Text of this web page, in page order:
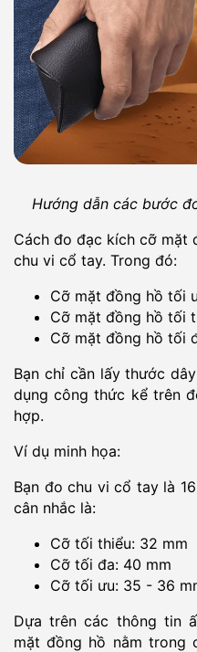
Hướng dẫn các bước
Cách đo đạc kích cỡ mặt
chu vi cổ tay. Trong đó:
Cỡ mặt đồng hồ tối
Cỡ mặt đồng hồ tối
Cỡ mặt đồng hồ tối
Bạn chỉ cần lấy thước
dụng công thức kể trên
hợp.
Ví dụ minh họa:
Bạn đo chu vi cổ tay là
cân nhắc là:
Cỡ tối thiểu: 32 mm
Cỡ tối đa: 40 mm
Cỡ tối ưu: 35 - 36
Dựa trên các thông tin
mặt đồng hồ nằm trong